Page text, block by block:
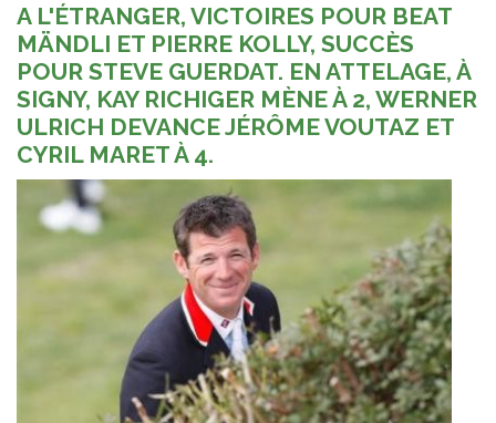
A L'ÉTRANGER, VICTOIRES POUR BEAT
MÄNDLI ET PIERRE KOLLY, SUCCÈS
POUR STEVE GUERDAT. EN ATTELAGE, À
SIGNY, KAY RICHIGER MÈNE À 2, WERNER
ULRICH DEVANCE JÉRÔME VOUTAZ ET
CYRIL MARET À 4.